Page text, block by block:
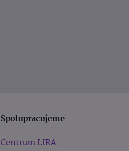
Spolupracujeme
Centrum LIRA